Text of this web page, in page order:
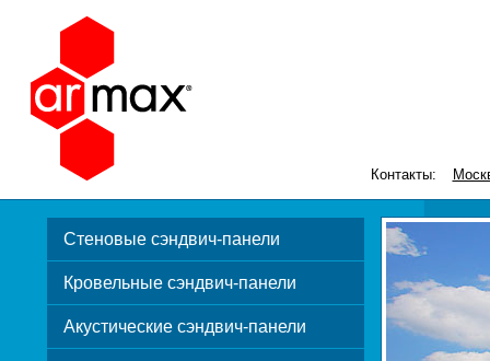
Контакты:
Стеновые сэндвич-панели
Кровельные сэндвич-панели
Акустические сэндвич-панели